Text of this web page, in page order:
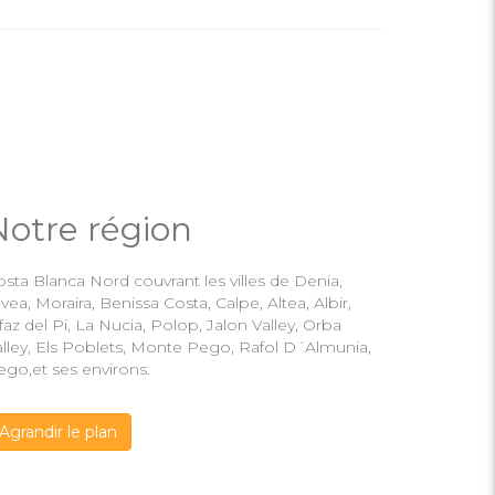
région
Blanca Nord couvrant les villes de Denia,
Moraira, Benissa Costa, Calpe, Altea, Albir,
del Pi, La Nucia, Polop, Jalon Valley, Orba
Els Poblets, Monte Pego, Rafol D´Almunia,
ses environs.
Agrandir le plan